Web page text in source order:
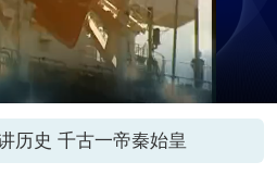
历史 千古一帝秦始皇